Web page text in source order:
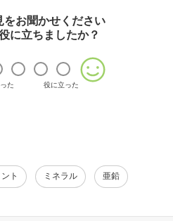
をお聞かせください
に立ちましたか？
た 役に立った
ト ミネラル 亜鉛